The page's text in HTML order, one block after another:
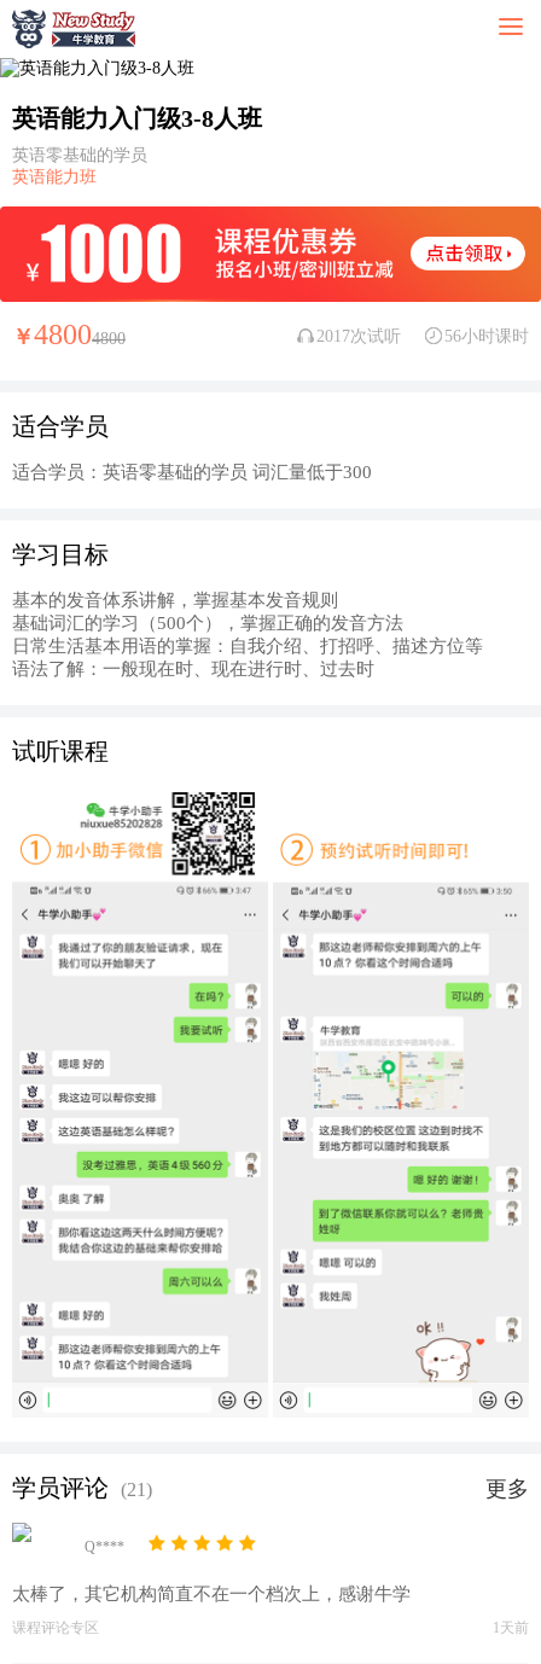
英语能力入门级3-8人班
英语零基础的学员
英语能力班
￥48004800 2017次试听 56小时课时
适合学员
适合学员：英语零基础的学员 词汇量低于300
学习目标
基本的发音体系讲解，掌握基本发音规则
基础词汇的学习（500个），掌握正确的发音方法
日常生活基本用语的掌握：自我介绍、打招呼、描述方位等
语法了解：一般现在时、现在进行时、过去时
试听课程
学员评论 (21) 更多
Q****
太棒了，其它机构简直不在一个档次上，感谢牛学
课程评论专区 1天前